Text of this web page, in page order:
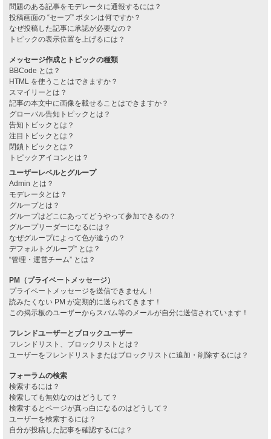
問題のある記事をモデレータに通報するには？
投稿画面の “セーブ” ボタンは何ですか？
なぜ投稿した記事に承認が必要なの？
トピックの表示位置を上げるには？
メッセージ作成とトピックの種類
BBCode とは？
HTML を使うことはできますか？
スマイリーとは？
記事の本文中に画像を載せることはできますか？
グローバル告知トピックとは？
告知トピックとは？
注目トピックとは？
閉鎖トピックとは？
トピックアイコンとは？
ユーザーレベルとグループ
Admin とは？
モデレータとは？
グループとは？
グループはどこにあってどうやって参加できるの？
グループリーダーになるには？
なぜグループによって色が違うの？
デフォルトグループ” とは？
“管理・運営チーム” とは？
PM（プライベートメッセージ）
プライベートメッセージを送信できません！
読みたくない PM が定期的に送られてきます！
この掲示板のユーザーからスパム等のメールが自分に送信されています！
フレンドユーザーとブロックユーザー
フレンドリスト、ブロックリストとは？
ユーザーをフレンドリストまたはブロックリストに追加・削除するには？
フォーラムの検索
検索するには？
検索しても無効なのはどうして？
検索するとページが真っ白になるのはどうして？
ユーザーを検索するには？
自分が投稿した記事を確認するには？